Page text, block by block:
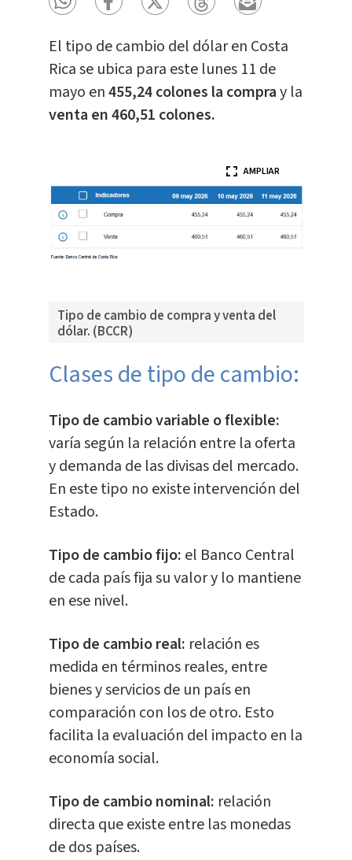
El tipo de cambio del dólar en Costa
Rica se ubica para este lunes 11 de
mayo en455,24 colones la compray la
venta en 460,51 colones.
Tipo de cambio de compra y venta del
dólar. (BCCR)
AMPLIAR
Clases de tipo de cambio:
Tipo de cambio variable o flexible:
varía según la relación entre la oferta
y demanda de las divisas del mercado.
En este tipo no existe intervención del
Estado.
Tipo de cambio fijo: el Banco Central
de cada país fija su valor y lo mantiene
en ese nivel.
Tipo de cambio real: relación es
medida en términos reales, entre
bienes y servicios de un país en
comparación con los de otro. Esto
facilita la evaluación del impacto en la
economía social.
Tipo de cambio nominal: relación
directa que existe entre las monedas
de dos países.